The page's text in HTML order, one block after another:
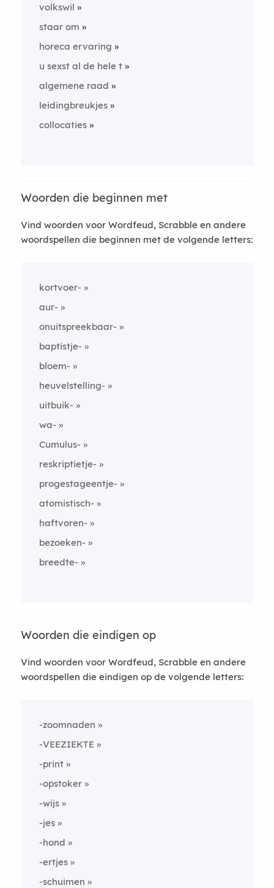
volkswil
staar om
horeca ervaring
u sexst al de hele t
algemene raad
leidingbreukjes
collocaties
Woorden die beginnen met
Vind woorden voor Wordfeud, Scrabble en andere
woordspellen die beginnen met de volgende letters:
kortvoer-
aur-
onuitspreekbaar-
baptistje-
bloem-
heuvelstelling-
uitbuik-
wa-
Cumulus-
reskriptietje-
progestageentje-
atomistisch-
haftvoren-
bezoeken-
breedte-
Woorden die eindigen op
Vind woorden voor Wordfeud, Scrabble en andere
woordspellen die eindigen op de volgende letters:
-zoomnaden
-VEEZIEKTE
-print
-opstoker
-wijs
-jes
-hond
-ertjes
-schuimen